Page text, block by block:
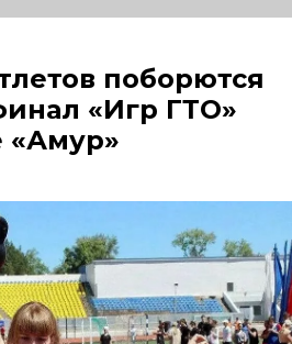
поборются
«Игр ГТО»
«Амур»